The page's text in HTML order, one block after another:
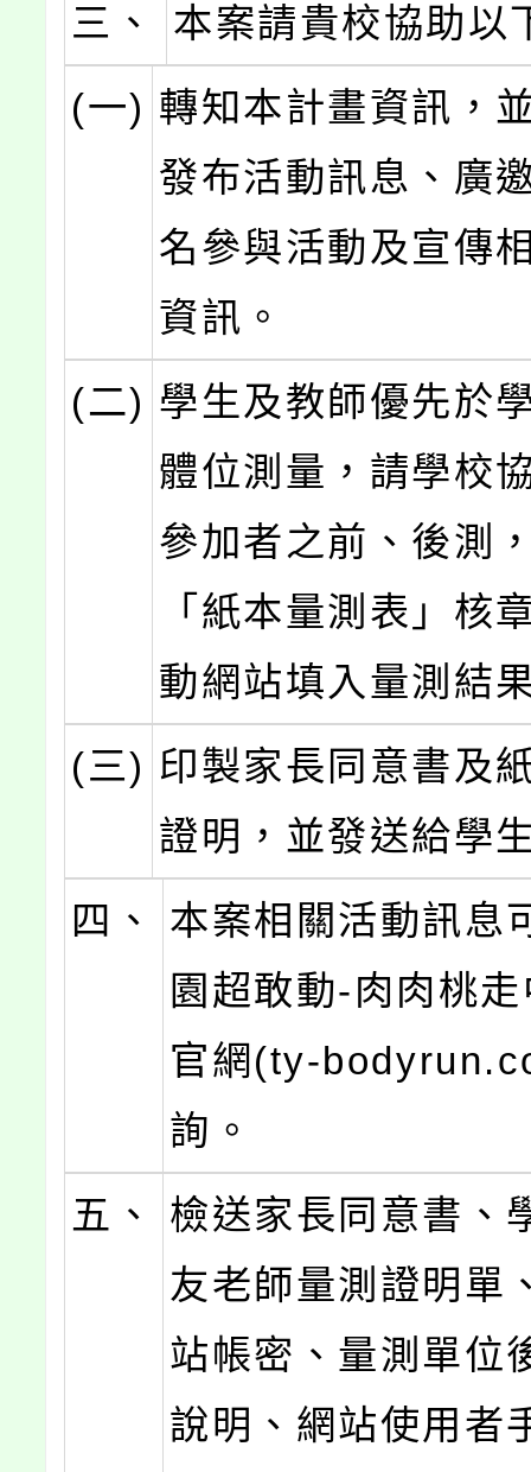
三、
本案請貴校協助以
(一) 轉知本計畫資訊，
發布活動訊息、廣
名參與活動及宣傳
資訊。
(二) 學生及教師優先於
體位測量，請學校
參加者之前、後測
「紙本量測表」核
動網站填入量測結
(三) 印製家長同意書及
證明，並發送給學
四、
本案相關活動訊息
園超敢動-肉肉桃
官網(ty-
詢。
五、
檢送家長同意書、
友老師量測證明單
站帳密、量測單位
說明、網站使用者